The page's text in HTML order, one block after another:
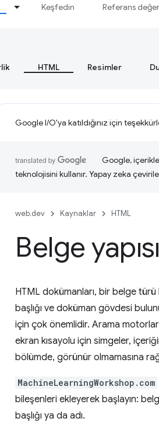
Keşfedin Referans değer
HTML Resimler
Google I/O'ya katıldığınız için
Google,
teknolojisini kullanır. Yapay zeka
web.dev Kaynaklar HTML
Belge
HTML dokümanları, bir belge türü
başlığı ve doküman gövdesi
için çok önemlidir. Arama
ekran kısayolu için simgeler,
bölümde, görünür olmamasına
MachineLearningWorkshop.com
bileşenleri ekleyerek başlayın:
başlığı ya da adı.